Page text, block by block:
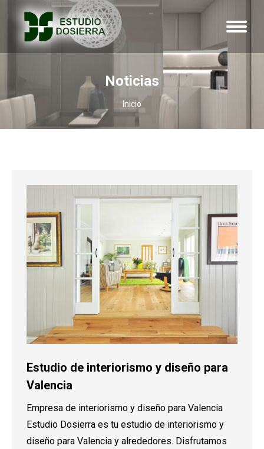
Noticias
Estás aquí:
Inicio
Estudio de interiorismo y diseño para
Valencia
Empresa de interiorismo y diseño para Valencia
Estudio Dosierra es tu estudio de interiorismo y
diseño para Valencia y alrededores. Disfrutamos